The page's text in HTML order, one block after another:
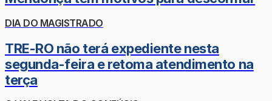
DIA DO MAGISTRADO
TRE-RO não terá expediente nesta
segunda-feira e retoma atendimento na
terça